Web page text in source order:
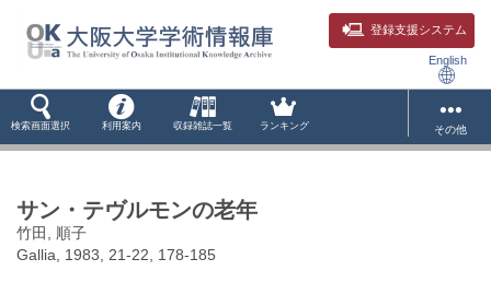
登録支援システム
English
検索画面選択 利用案内 収録雑誌一覧 ランキング その他
サン・テヴルモンの老年
竹田, 順子
Gallia, 1983, 21-22, 178-185